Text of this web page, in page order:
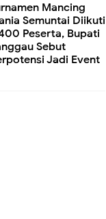
Mancing
Semuntai Diikuti
Peserta, Bupati
Sebut
Jadi Event